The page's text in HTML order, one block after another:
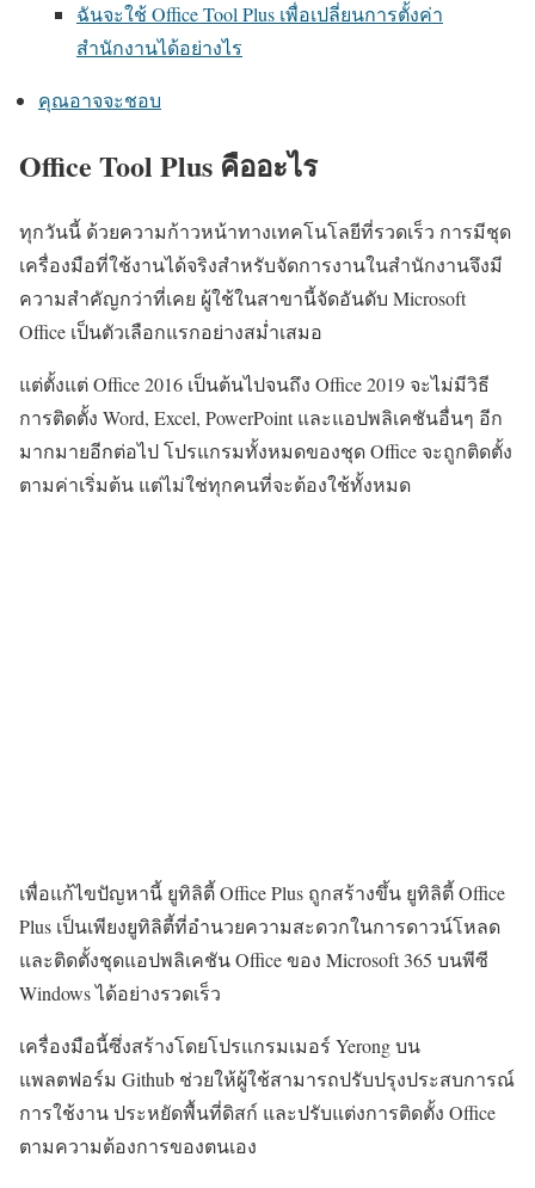
ฉันจะใช้ Office Tool Plus เพื่อเปลี่ยนการตั้งค่า
สำนักงานได้อย่างไร
คุณอาจจะชอบ
Office Tool Plus คืออะไร
ทุกวันนี้ ด้วยความก้าวหน้าทางเทคโนโลยีที่รวดเร็ว การมีชุด
เครื่องมือที่ใช้งานได้จริงสำหรับจัดการงานในสำนักงานจึงมี
ความสำคัญกว่าที่เคย ผู้ใช้ในสาขานี้จัดอันดับ Microsoft
Office เป็นตัวเลือกแรกอย่างสม่ำเสมอ
แต่ตั้งแต่ Office 2016 เป็นต้นไปจนถึง Office 2019 จะไม่มีวิธี
การติดตั้ง Word, Excel, PowerPoint และแอปพลิเคชันอื่นๆ อีก
มากมายอีกต่อไป โปรแกรมทั้งหมดของชุด Office จะถูกติดตั้ง
ตามค่าเริ่มต้น แต่ไม่ใช่ทุกคนที่จะต้องใช้ทั้งหมด
เพื่อแก้ไขปัญหานี้ ยูทิลิตี้ Office Plus ถูกสร้างขึ้น ยูทิลิตี้ Office
Plus เป็นเพียงยูทิลิตี้ที่อำนวยความสะดวกในการดาวน์โหลด
และติดตั้งชุดแอปพลิเคชัน Office ของ Microsoft 365 บนพีซี
Windows ได้อย่างรวดเร็ว
เครื่องมือนี้ซึ่งสร้างโดยโปรแกรมเมอร์ Yerong บน
แพลตฟอร์ม Github ช่วยให้ผู้ใช้สามารถปรับปรุงประสบการณ์
การใช้งาน ประหยัดพื้นที่ดิสก์ และปรับแต่งการติดตั้ง Office
ตามความต้องการของตนเอง